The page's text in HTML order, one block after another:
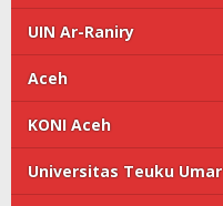
UIN Ar-Raniry
Aceh
KONI Aceh
Universitas Teuku Umar